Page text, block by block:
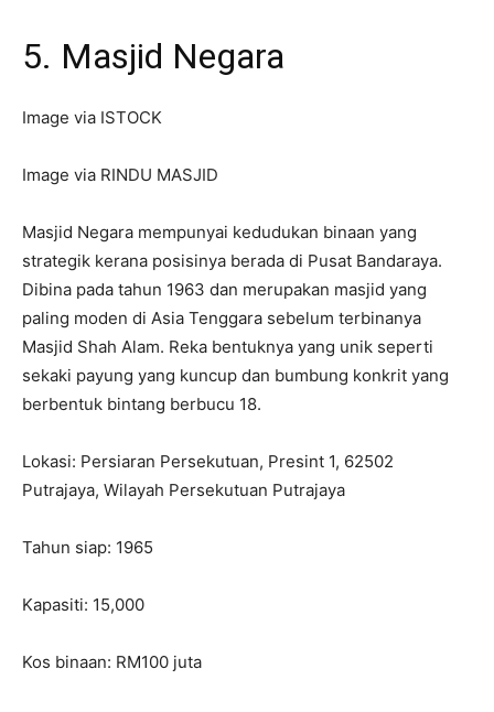
5. Masjid Negara
Image via ISTOCK
Image via RINDU MASJID
Masjid Negara mempunyai kedudukan binaan yang
strategik kerana posisinya berada di Pusat Bandaraya.
Dibina pada tahun 1963 dan merupakan masjid yang
paling moden di Asia Tenggara sebelum terbinanya
Masjid Shah Alam. Reka bentuknya yang unik seperti
sekaki payung yang kuncup dan bumbung konkrit yang
berbentuk bintang berbucu 18.
Lokasi: Persiaran Persekutuan, Presint 1, 62502
Putrajaya, Wilayah Persekutuan Putrajaya
Tahun siap: 1965
Kapasiti: 15,000
Kos binaan: RM100 juta